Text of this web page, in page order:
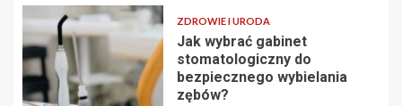
ZDROWIE I URODA
Jak wybrać gabinet
stomatologiczny do
bezpiecznego wybielania
zębów?